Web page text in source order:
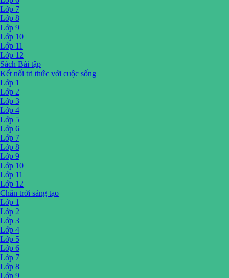
Lớp 7
Lớp 8
Lớp 9
Lớp 10
Lớp 11
Lớp 12
Sách Bài tập
Kết nối tri thức với cuộc sống
Lớp 1
Lớp 2
Lớp 3
Lớp 4
Lớp 5
Lớp 6
Lớp 7
Lớp 8
Lớp 9
Lớp 10
Lớp 11
Lớp 12
Chân trời sáng tạo
Lớp 1
Lớp 2
Lớp 3
Lớp 4
Lớp 5
Lớp 6
Lớp 7
Lớp 8
Lớp 9